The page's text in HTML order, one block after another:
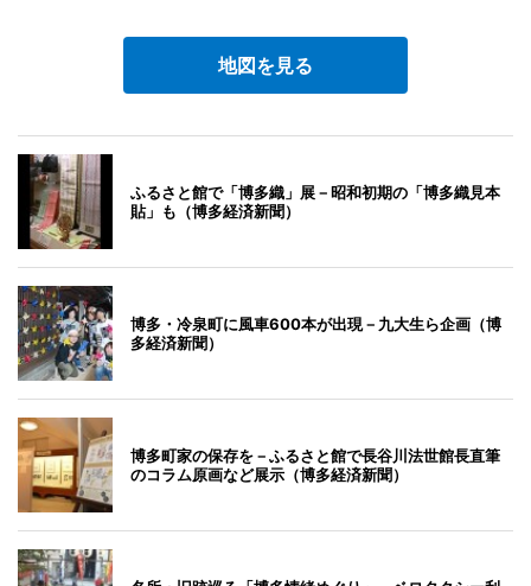
地図を見る
ふるさと館で「博多織」展－昭和初期の「博多織見本
貼」も（博多経済新聞）
博多・冷泉町に風車600本が出現－九大生ら企画（博
多経済新聞）
博多町家の保存を－ふるさと館で長谷川法世館長直筆
のコラム原画など展示（博多経済新聞）